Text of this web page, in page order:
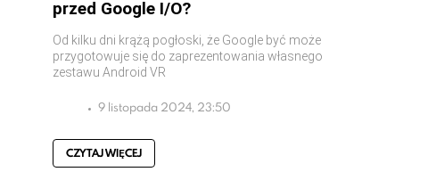
przed Google I/O?
Od kilku dni krążą pogłoski, że Google być może
przygotowuje się do zaprezentowania własnego
zestawu Android VR
9 listopada 2024, 23:50
CZYTAJ WIĘCEJ